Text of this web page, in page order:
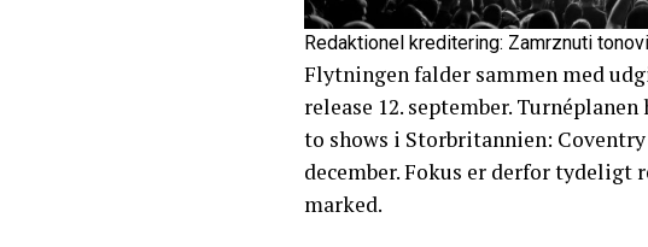
Redaktionel kreditering: Zamrznuti
Flytningen falder sammen med
release 12. september.
to shows i Storbritannien: Coventry
december. Fokus er derfor tydeligt
marked.